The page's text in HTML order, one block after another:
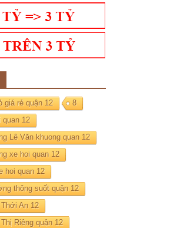
giá rẻ quận 12
8
quan 12
Lê Văn khuong quan 12
xe hoi quan 12
hoi quan 12
thông suốt quận 12
An 12
Riêng quận 12